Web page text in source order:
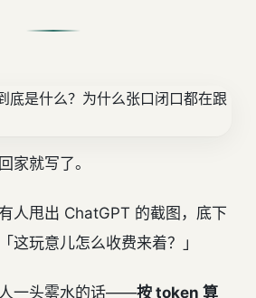
家就写了。
人甩出 ChatGPT 的截图，底下
这玩意儿怎么收费来着？」
一头雾水的话——按 token 算